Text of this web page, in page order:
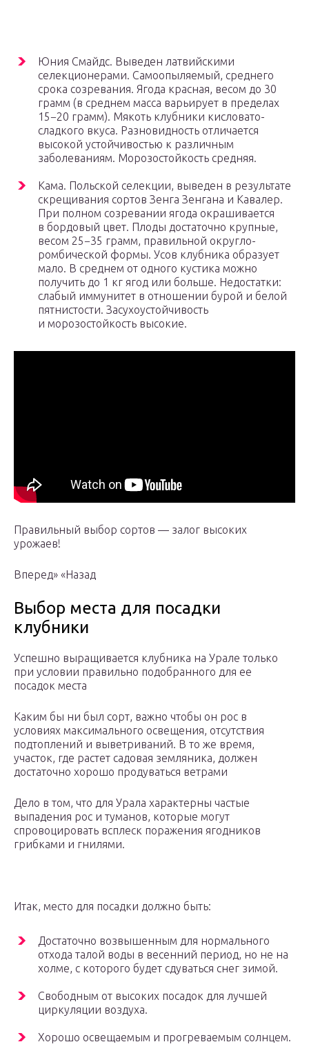
Юния Смайдс. Выведен латвийскими
селекционерами. Самоопыляемый, среднего
срока созревания. Ягода красная, весом до 30
грамм (в среднем масса варьирует в пределах
15−20 грамм). Мякоть клубники кисловато-
сладкого вкуса. Разновидность отличается
высокой устойчивостью к различным
заболеваниям. Морозостойкость средняя.
Кама. Польской селекции, выведен в результате
скрещивания сортов Зенга Зенгана и Кавалер.
При полном созревании ягода окрашивается
в бордовый цвет. Плоды достаточно крупные,
весом 25−35 грамм, правильной округло-
ромбической формы. Усов клубника образует
мало. В среднем от одного кустика можно
получить до 1 кг ягод или больше. Недостатки:
слабый иммунитет в отношении бурой и белой
пятнистости. Засухоустойчивость
и морозостойкость высокие.
Правильный выбор сортов — залог высоких
урожаев!
Вперед» «Назад
Выбор места для посадки
клубники
Успешно выращивается клубника на Урале только
при условии правильно подобранного для ее
посадок места
Каким бы ни был сорт, важно чтобы он рос в
условиях максимального освещения, отсутствия
подтоплений и выветриваний. В то же время,
участок, где растет садовая земляника, должен
достаточно хорошо продуваться ветрами
Дело в том, что для Урала характерны частые
выпадения рос и туманов, которые могут
спровоцировать всплеск поражения ягодников
грибками и гнилями.
Итак, место для посадки должно быть:
Достаточно возвышенным для нормального
отхода талой воды в весенний период, но не на
холме, с которого будет сдуваться снег зимой.
Свободным от высоких посадок для лучшей
циркуляции воздуха.
Хорошо освещаемым и прогреваемым солнцем.